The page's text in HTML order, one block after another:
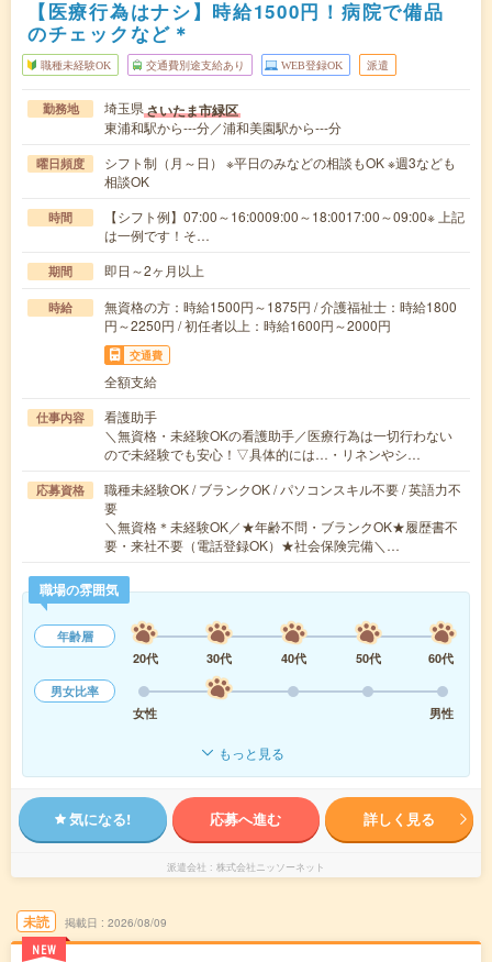
【医療行為はナシ】時給1500円！病院で備品
のチェックなど＊
職種未経験OK 交通費別途支給あり WEB登録OK 派遣
勤務地 埼玉県さいたま市緑区
東浦和駅から---分／浦和美園駅から---分
曜日頻度
シフト制（月～日） ※平日のみなどの相談もOK ※週3なども
相談OK
時間
【シフト例】07:00～16:0009:00～18:0017:00～09:00※ 上記
は一例です！そ…
期間 即日～2ヶ月以上
時給
無資格の方：時給1500円～1875円 / 介護福祉士：時給1800
円～2250円 / 初任者以上：時給1600円～2000円
交通費
全額支給
仕事内容
看護助手
＼無資格・未経験OKの看護助手／医療行為は一切行わない
ので未経験でも安心！▽具体的には…・リネンやシ…
応募資格
職種未経験OK / ブランクOK / パソコンスキル不要 / 英語力不
要
＼無資格＊未経験OK／★年齢不問・ブランクOK★履歴書不
要・来社不要（電話登録OK）★社会保険完備＼…
職場の雰囲気
年齢層
20代
30代 40代 50代
60代
男女比率
女性
男性
もっと見る
気になる! 応募へ進む 詳しく見る
派遣会社 株式会社ニッソーネット
未読
NEW
掲載日 2026/08/09